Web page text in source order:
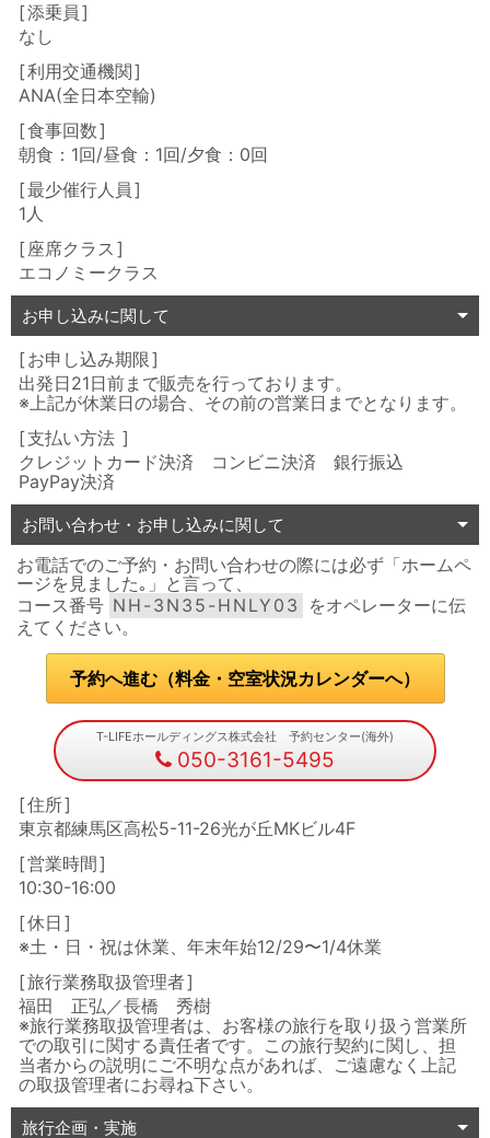
添乗員
なし
利用交通機関
ANA(全日本空輸)
食事回数
朝食：1回/昼食：1回/夕食：0回
最少催行人員
1人
座席クラス
エコノミークラス
お申し込みに関して
お申し込み期限
出発日21日前まで販売を行っております。
※上記が休業日の場合、その前の営業日までとなります。
支払い方法
クレジットカード決済 コンビニ決済 銀行振込
PayPay決済
お問い合わせ・お申し込みに関して
お電話でのご予約・お問い合わせの際には必ず「ホームペ
ージを見ました｡」と言って、
コース番号 NH-3N35-HNLY03
をオペレーターに伝
えてください。
予約へ進む（料金・空室状況カレンダーへ）
T-LIFEホールディングス株式会社 予約センター(海外)
050-3161-5495
住所
東京都練馬区高松5-11-26光が丘MKビル4F
営業時間
10:30-16:00
休日
※土・日・祝は休業、年末年始12/29〜1/4休業
旅行業務取扱管理者
福田 正弘／長橋 秀樹
※旅行業務取扱管理者は、お客様の旅行を取り扱う営業所
での取引に関する責任者です。この旅行契約に関し、担
当者からの説明にご不明な点があれば、ご遠慮なく上記
の取扱管理者にお尋ね下さい。
旅行企画・実施